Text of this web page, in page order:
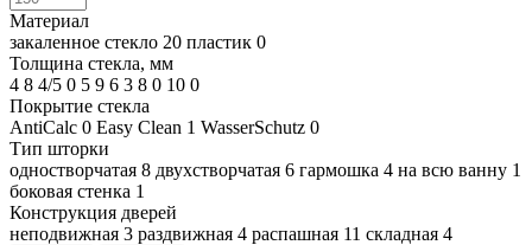
Материал
закаленное стекло 20 пластик 0
Толщина стекла, мм
4 8 4/5 0 5 9 6 3 8 0 10 0
Покрытие стекла
AntiCalc 0 Easy Clean 1 WasserSchutz 0
Тип шторки
одностворчатая 8 двухстворчатая 6 гармошка 4 на всю ванну 1
боковая стенка 1
Конструкция дверей
неподвижная 3 раздвижная 4 распашная 11 складная 4